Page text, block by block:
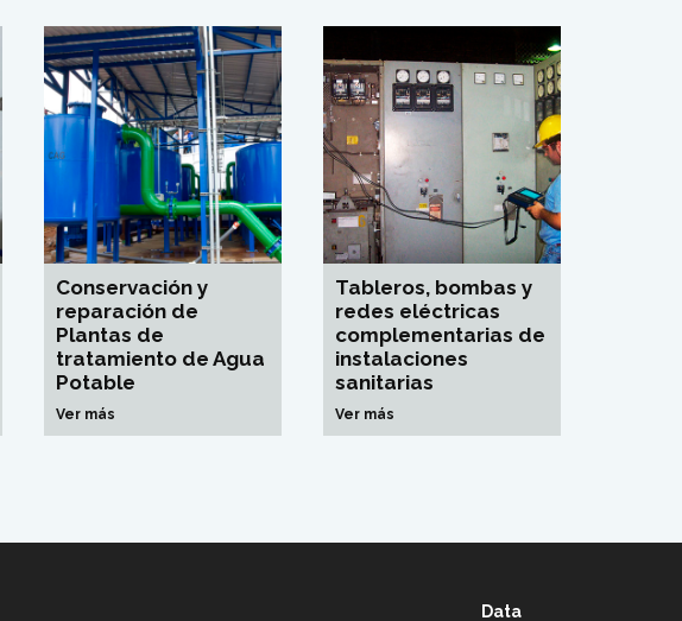
Conservación y
reparación de
Plantas de
tratamiento de Agua
Potable
Ver más
Tableros, bombas y
redes eléctricas
complementarias de
instalaciones
sanitarias
Ver más
Data